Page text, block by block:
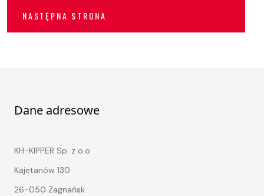
NASTĘPNA STRONA
Dane adresowe
KH-KIPPER Sp. z o.o.
Kajetanów 130
26-050 Zagnańsk